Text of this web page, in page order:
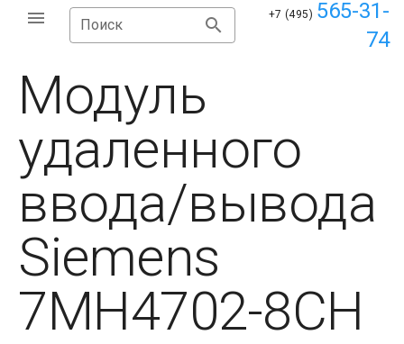
Поиск
+7 (495) 565-31-
74
Модуль
удаленного
ввода/вывода
Siemens
7MH4702-8CH